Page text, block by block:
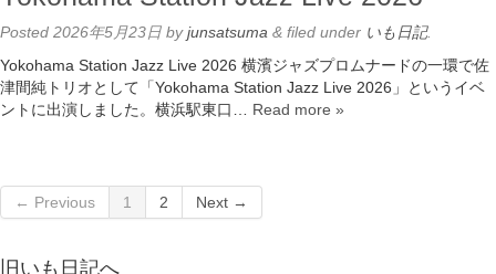
Posted 2026年5月23日 byjunsatsuma & filed under いも日記.
Yokohama Station Jazz Live 2026 横濱ジャズプロムナードの一環で佐
津間純トリオとして「Yokohama Station Jazz Live 2026」というイベ
ントに出演しました。横浜駅東口… Read more »
← Previous 1 2 Next →
旧いも日記へ